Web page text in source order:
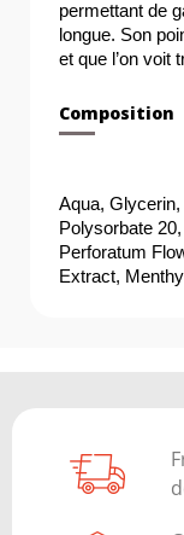
permettant de
longue. Son
et que l’on voit
Composition
Aqua,
Polysorbate
Perforatum
Extract,